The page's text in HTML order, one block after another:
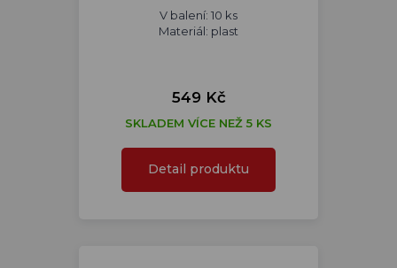
V balení: 10 ks
Materiál: plast
549 Kč
SKLADEM VÍCE NEŽ 5 KS
Detail produktu